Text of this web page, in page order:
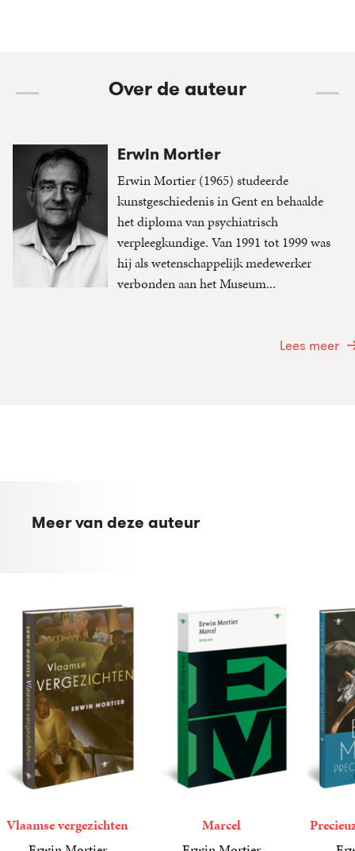
Over de auteur
Erwin Mortier
Erwin Mortier (1965) studeerde
kunstgeschiedenis in Gent en behaalde
het diploma van psychiatrisch
verpleegkundige. Van 1991 tot 1999 was
hij als wetenschappelijk medewerker
verbonden aan het Museum...
Lees meer
Meer van deze auteur
Vlaamse vergezichten
Marcel